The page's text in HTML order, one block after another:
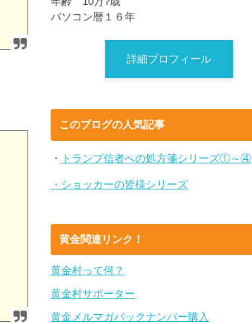
パソコン暦１６年
詳細プロフィール
このブログの人気記事
・ トランプ信者への処方箋シリーズ①～④
・ショッカーの皆様シリーズ
黄金関連リンク！
黄金村って何？
黄金村サポーター
黄金メルマガバックナンバー購入